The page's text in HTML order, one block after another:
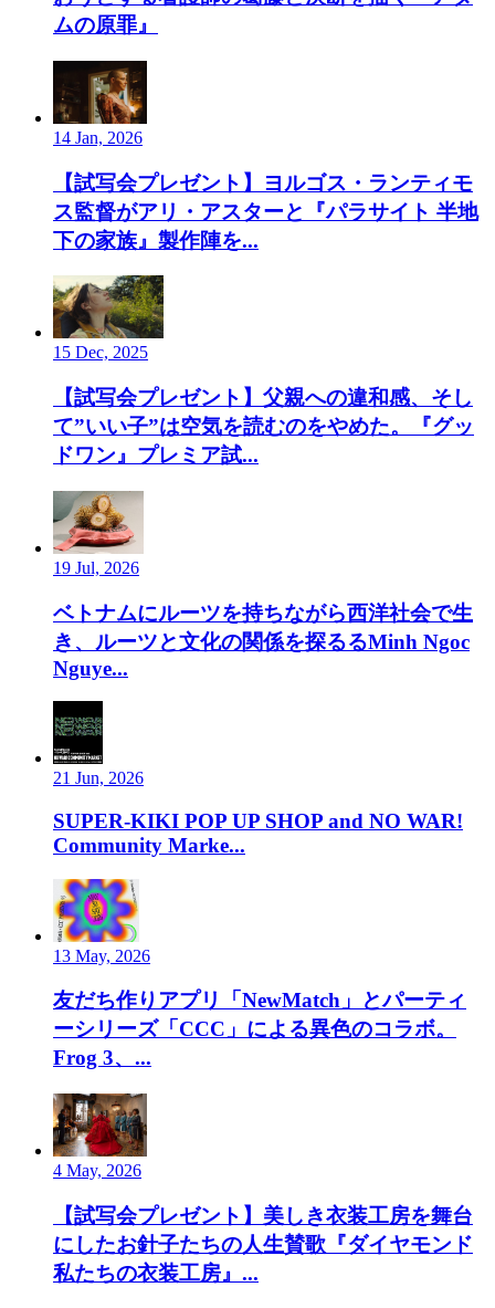
ムの原罪』
14 Jan, 2026
【試写会プレゼント】ヨルゴス・ランティモ
ス監督がアリ・アスターと『パラサイト 半地
下の家族』製作陣を...
15 Dec, 2025
【試写会プレゼント】父親への違和感、そし
て”いい子”は空気を読むのをやめた。『グッ
ドワン』プレミア試...
19 Jul, 2026
ベトナムにルーツを持ちながら西洋社会で生
き、ルーツと文化の関係を探るるMinh Ngoc
Nguye...
21 Jun, 2026
SUPER-KIKI POP UP SHOP and NO WAR!
Community Marke...
13 May, 2026
友だち作りアプリ「NewMatch」とパーティ
ーシリーズ「CCC」による異色のコラボ。
Frog 3、...
4 May, 2026
【試写会プレゼント】美しき衣装工房を舞台
にしたお針子たちの人生賛歌『ダイヤモンド
私たちの衣装工房』...